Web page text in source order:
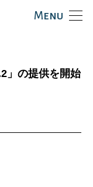
Menu
」の提供を開始